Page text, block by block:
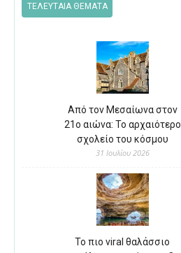
ΤΕΛΕΥΤΑΙΑ ΘΕΜΑΤΑ
Από τον Μεσαίωνα στον
21ο αιώνα: Το αρχαιότερο
σχολείο του κόσμου
31 Ιουλίου 2026
Το πιο viral θαλάσσιο